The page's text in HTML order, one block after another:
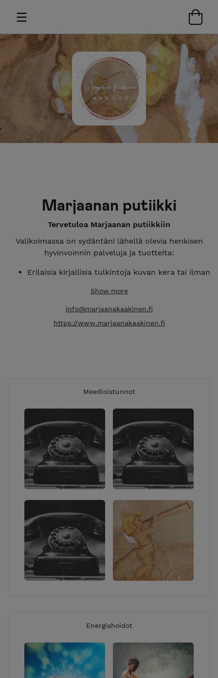
Marjaanan putiikki
Tervetuloa Marjaanan putiikkiin
Valikoimassa on sydäntäni lähellä olevia henkisen
hyvinvoinnin palveluja ja tuotteita:
Erilaisia kirjallisia tulkintoja kuvan kera tai ilman
Meedioistuntoja, puhelimitse ja videopuheluna
e-kirjoja
Intiaaniopas-kortteja
reinkarnaatioterapeutti
PS. Kun ostat meedioistunnon, kaukohoidon tai
reinkarnaatioterapian, otan sinuun yhteyttä
sähköpostitse, jotta voimme varata sinulle sopivan
ajan - käytän vaan paperista kalenteria. Muuten
minuun saa yhteyden sähköpostitse tai puhelimitse.
Show more
info@marjaanakaakinen.fi
https://www.marjaanakaakinen.fi
Meedioistunnot
Energiahoidot